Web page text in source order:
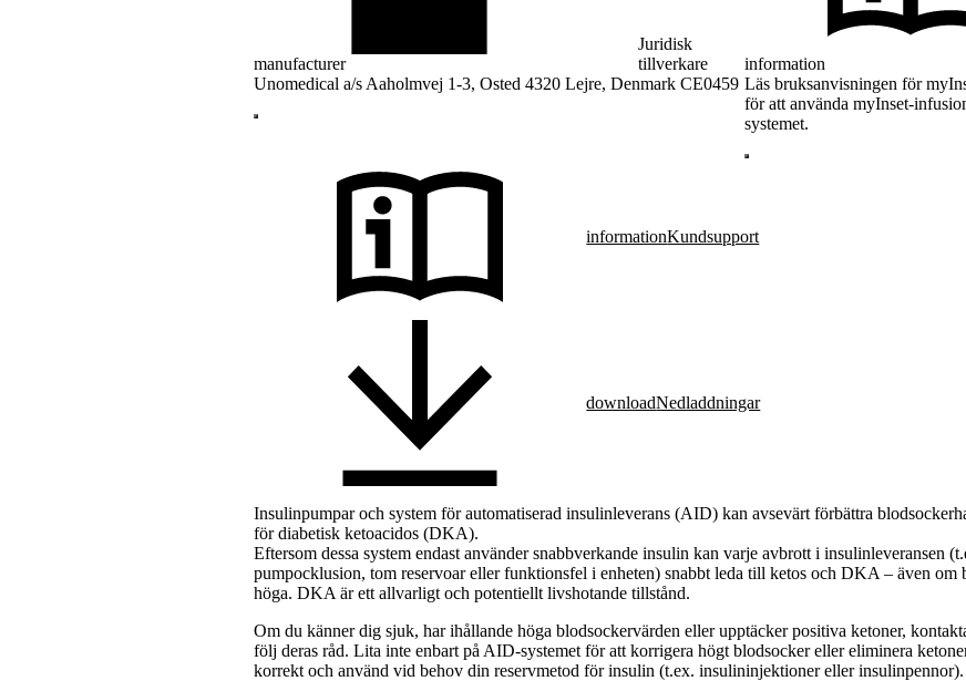
manufacturer
Juridisk
tillverkare
Unomedical a/s Aaholmvej 1-3, Osted 4320 Lejre, Denmark CE0459
information
Läs bruksanvisningen för
för att använda myInset-
systemet.
informationKundsupport
downloadNedladdningar
Insulinpumpar och system för automatiserad insulinleverans (AID) kan avsevärt förbättra
för diabetisk ketoacidos (DKA).
Eftersom dessa system endast använder snabbverkande insulin kan varje avbrott i insulinleveransen
pumpocklusion, tom reservoar eller funktionsfel i enheten) snabbt leda till ketos och DKA – även om
höga. DKA är ett allvarligt och potentiellt livshotande tillstånd.
Om du känner dig sjuk, har ihållande höga blodsockervärden eller upptäcker positiva ketoner,
följ deras råd. Lita inte enbart på AID-systemet för att korrigera högt blodsocker eller eliminera
korrekt och använd vid behov din reservmetod för insulin (t.ex. insulininjektioner eller insulinpennor).